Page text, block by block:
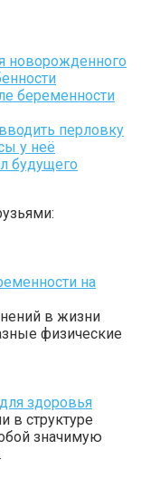
новорожденного
беременности
перловку
у неё
будущего
на
в жизни
физические
здоровья
в структуре
значимую